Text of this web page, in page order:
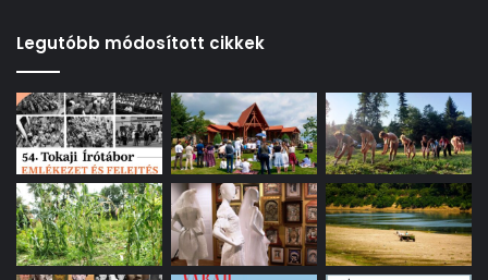
Legutóbb módosított cikkek